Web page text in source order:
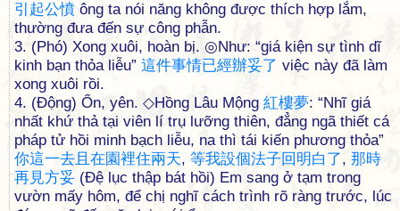
引 起公憤 ông ta nói năng không được thích hợp lắm,
thường đưa đến sự công phẫn.
3. (Phó) Xong xuôi, hoàn bị. ◎Như: “giá kiện sự tình dĩ
kinh bạn thỏa liễu” 這件事情已經辦妥了 việc này đã làm
xong xuôi rồi.
4. (Động) Ổn, yên. ◇Hồng Lâu Mộng 紅樓夢: “Nhĩ giá
nhất khứ thả tại viên lí trụ lưỡng thiên, đẳng ngã thiết cá
pháp tử hồi minh bạch liễu, na thì tái kiến phương thỏa”
你這一去 且 在園裡住兩天, 等我設個法子回 明白 了, 那時
再見方妥 (Đệ lục thập bát hồi) Em sang ở tạm trong
vườn mấy hôm, để chị nghĩ cách trình rõ ràng trước, lúc